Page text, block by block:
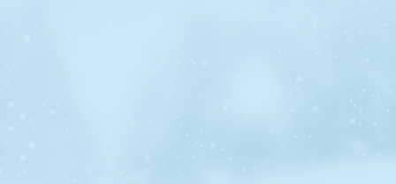
prestation d'un service exceptionnel et contribue à la